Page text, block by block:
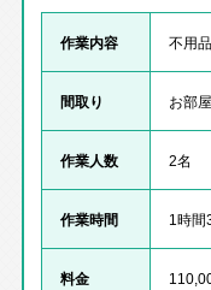
作業内容 不用
間取り お部
作業人数 2名
作業時間 1時間
料金